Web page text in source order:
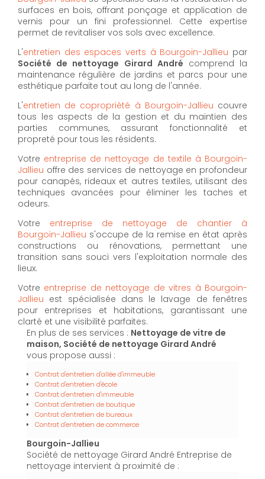
surfaces en bois, offrant ponçage et application de
vernis pour un fini professionnel. Cette expertise
permet de revitaliser vos sols avec excellence.
L'entretien des espaces verts à Bourgoin-Jallieu par
Société de nettoyage Girard André comprend la
maintenance régulière de jardins et parcs pour une
esthétique parfaite tout au long de l'année.
L'entretien de copropriété à Bourgoin-Jallieu couvre
tous les aspects de la gestion et du maintien des
parties communes, assurant fonctionnalité et
propreté pour tous les résidents.
Votre entreprise de nettoyage de textile à Bourgoin-
Jallieu offre des services de nettoyage en profondeur
pour canapés, rideaux et autres textiles, utilisant des
techniques avancées pour éliminer les taches et
odeurs.
Votre entreprise de nettoyage de chantier à
Bourgoin-Jallieu s'occupe de la remise en état après
constructions ou rénovations, permettant une
transition sans souci vers l'exploitation normale des
lieux.
Votre entreprise de nettoyage de vitres à Bourgoin-
Jallieu est spécialisée dans le lavage de fenêtres
pour entreprises et habitations, garantissant une
clarté et une visibilité parfaites.
En plus de ses services : Nettoyage de vitre de
maison, Société de nettoyage Girard André
vous propose aussi :
Contrat d'entretien d'allée d'immeuble
Contrat d'entretien d'école
Contrat d'entretien d'immeuble
Contrat d'entretien de boutique
Contrat d'entretien de bureaux
Contrat d'entretien de commerce
Bourgoin-Jallieu
Société de nettoyage Girard André Entreprise de
nettoyage intervient à proximité de :